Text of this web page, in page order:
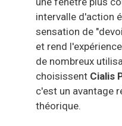
intervalle d'action
sensation de
et rend
de nombreux
choisissent Cialis
c'est un avantage
théorique.